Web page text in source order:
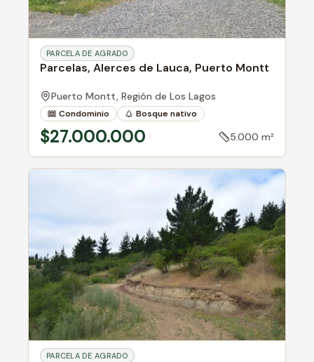
PARCELA DE AGRADO
Parcelas, Alerces de Lauca, Puerto Montt
Puerto Montt, Región de Los Lagos
Condominio
Bosque nativo
Cerca de río
$27.000.000 5.000 m²
PARCELA DE AGRADO